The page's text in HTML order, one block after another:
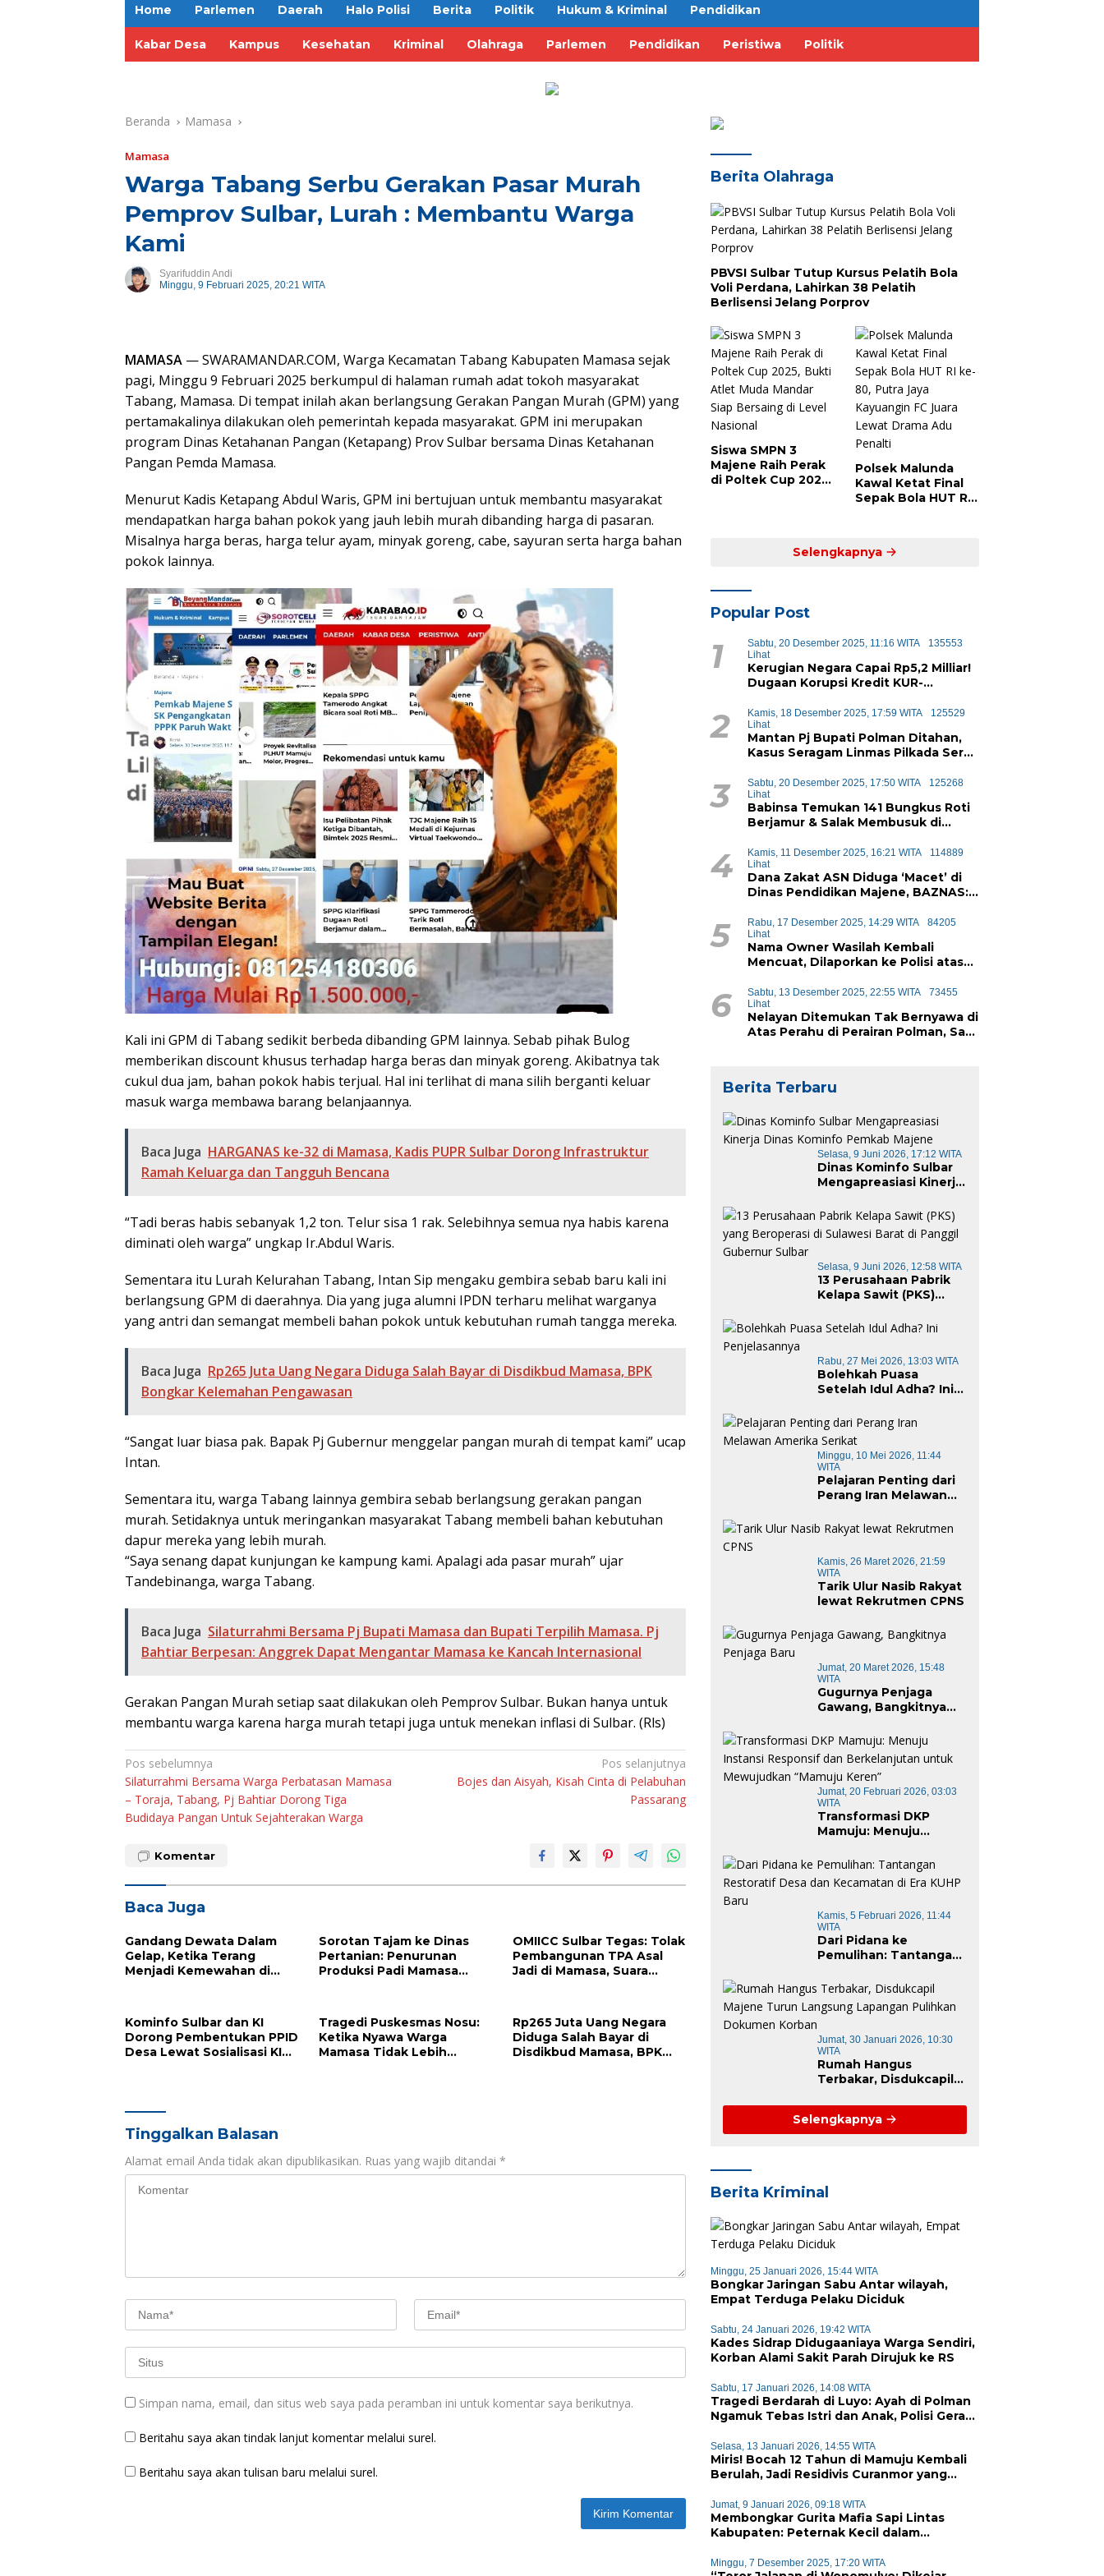
Home Parlemen Daerah Halo Polisi Berita Politik Hukum & Kriminal Pendidikan
Kabar Desa Kampus Kesehatan Kriminal Olahraga Parlemen Pendidikan Peristiwa Politik
Beranda Mamasa
Mamasa
Warga Tabang Serbu Gerakan Pasar Murah
Pemprov Sulbar, Lurah : Membantu Warga
Kami
Syarifuddin Andi
Minggu, 9 Februari 2025, 20:21 WITA
MAMASA — SWARAMANDAR.COM, Warga Kecamatan Tabang Kabupaten Mamasa sejak
pagi, Minggu 9 Februari 2025 berkumpul di halaman rumah adat tokoh masyarakat
Tabang, Mamasa. Di tempat inilah akan berlangsung Gerakan Pangan Murah (GPM) yang
pertamakalinya dilakukan oleh pemerintah kepada masyarakat. GPM ini merupakan
program Dinas Ketahanan Pangan (Ketapang) Prov Sulbar bersama Dinas Ketahanan
Pangan Pemda Mamasa.
Menurut Kadis Ketapang Abdul Waris, GPM ini bertujuan untuk membantu masyarakat
mendapatkan harga bahan pokok yang jauh lebih murah dibanding harga di pasaran.
Misalnya harga beras, harga telur ayam, minyak goreng, cabe, sayuran serta harga bahan
pokok lainnya.
Kali ini GPM di Tabang sedikit berbeda dibanding GPM lainnya. Sebab pihak Bulog
memberikan discount khusus terhadap harga beras dan minyak goreng. Akibatnya tak
cukul dua jam, bahan pokok habis terjual. Hal ini terlihat di mana silih berganti keluar
masuk warga membawa barang belanjaannya.
Baca Juga HARGANAS ke-32 di Mamasa, Kadis PUPR Sulbar Dorong Infrastruktur
Ramah Keluarga dan Tangguh Bencana
“Tadi beras habis sebanyak 1,2 ton. Telur sisa 1 rak. Selebihnya semua nya habis karena
diminati oleh warga” ungkap Ir.Abdul Waris.
Sementara itu Lurah Kelurahan Tabang, Intan Sip mengaku gembira sebab baru kali ini
berlangsung GPM di daerahnya. Dia yang juga alumni IPDN terharu melihat warganya
yang antri dan semangat membeli bahan pokok untuk kebutuhan rumah tangga mereka.
Baca Juga Rp265 Juta Uang Negara Diduga Salah Bayar di Disdikbud Mamasa, BPK
Bongkar Kelemahan Pengawasan
“Sangat luar biasa pak. Bapak Pj Gubernur menggelar pangan murah di tempat kami” ucap
Intan.
Sementara itu, warga Tabang lainnya gembira sebab berlangsung gerakan pangan
murah. Setidaknya untuk meringankan masyarakat Tabang membeli bahan kebutuhan
dapur mereka yang lebih murah.
“Saya senang dapat kunjungan ke kampung kami. Apalagi ada pasar murah” ujar
Tandebinanga, warga Tabang.
Baca Juga Silaturrahmi Bersama Pj Bupati Mamasa dan Bupati Terpilih Mamasa. Pj
Bahtiar Berpesan: Anggrek Dapat Mengantar Mamasa ke Kancah Internasional
Gerakan Pangan Murah setiap saat dilakukan oleh Pemprov Sulbar. Bukan hanya untuk
membantu warga karena harga murah tetapi juga untuk menekan inflasi di Sulbar. (Rls)
Navigasi
pos
Pos sebelumnya
Silaturrahmi Bersama Warga Perbatasan Mamasa
– Toraja, Tabang, Pj Bahtiar Dorong Tiga
Budidaya Pangan Untuk Sejahterakan Warga
Pos selanjutnya
Bojes dan Aisyah, Kisah Cinta di Pelabuhan
Passarang
Komentar
Baca Juga
Gandang Dewata Dalam
Gelap, Ketika Terang
Menjadi Kemewahan di
Sorotan Tajam ke Dinas
Pertanian: Penurunan
Produksi Padi Mamasa
OMIICC Sulbar Tegas: Tolak
Pembangunan TPA Asal
Jadi di Mamasa, Suara
Kominfo Sulbar dan KI
Dorong Pembentukan PPID
Desa Lewat Sosialisasi KIP
Tragedi Puskesmas Nosu:
Ketika Nyawa Warga
Mamasa Tidak Lebih
Rp265 Juta Uang Negara
Diduga Salah Bayar di
Disdikbud Mamasa, BPK
Tinggalkan Balasan
Alamat email Anda tidak akan dipublikasikan. Ruas yang wajib ditandai *
Simpan nama, email, dan situs web saya pada peramban ini untuk komentar saya berikutnya.
Beritahu saya akan tindak lanjut komentar melalui surel.
Beritahu saya akan tulisan baru melalui surel.
Berita Olahraga
PBVSI Sulbar Tutup Kursus Pelatih Bola
Voli Perdana, Lahirkan 38 Pelatih
Berlisensi Jelang Porprov
Siswa SMPN 3
Majene Raih Perak
di Poltek Cup 2025,
Polsek Malunda
Kawal Ketat Final
Sepak Bola HUT RI
Penalti
Selengkapnya
Popular Post
1 Sabtu, 20 Desember 2025, 11:16 WITA
135553
Lihat
Kerugian Negara Capai Rp5,2 Milliar!
Dugaan Korupsi Kredit KUR-
2 Kamis, 18 Desember 2025, 17:59 WITA
125529
Lihat
Mantan Pj Bupati Polman Ditahan,
Kasus Seragam Linmas Pilkada Seret
3 Sabtu, 20 Desember 2025, 17:50 WITA
125268
Lihat
Babinsa Temukan 141 Bungkus Roti
Berjamur & Salak Membusuk di
Didistribusikan ke Siswa
4 Kamis, 11 Desember 2025, 16:21 WITA
114889
Lihat
Dana Zakat ASN Diduga ‘Macet’ di
Dinas Pendidikan Majene, BAZNAS:
Masuk
5 Rabu, 17 Desember 2025, 14:29 WITA
84205
Lihat
Nama Owner Wasilah Kembali
Mencuat, Dilaporkan ke Polisi atas
6 Sabtu, 13 Desember 2025, 22:55 WITA
73455
Lihat
Nelayan Ditemukan Tak Bernyawa di
Atas Perahu di Perairan Polman, Sat
Berita Terbaru
Selasa, 9 Juni 2026, 17:12 WITA
Dinas Kominfo Sulbar
Mengapreasiasi Kinerja
Majene
Selasa, 9 Juni 2026, 12:58 WITA
13 Perusahaan Pabrik
Kelapa Sawit (PKS)
Sulawesi Barat di
Sulbar
Rabu, 27 Mei 2026, 13:03 WITA
Bolehkah Puasa
Setelah Idul Adha? Ini
Minggu, 10 Mei 2026, 11:44
WITA
Pelajaran Penting dari
Perang Iran Melawan
Kamis, 26 Maret 2026, 21:59
WITA
Tarik Ulur Nasib Rakyat
lewat Rekrutmen CPNS
Jumat, 20 Maret 2026, 15:48
WITA
Gugurnya Penjaga
Gawang, Bangkitnya
Jumat, 20 Februari 2026, 03:03
WITA
Transformasi DKP
Mamuju: Menuju
Berkelanjutan untuk
Mewujudkan “Mamuju
Keren”
Kamis, 5 Februari 2026, 11:44
WITA
Dari Pidana ke
Pemulihan: Tantangan
Kecamatan di Era KUHP
Jumat, 30 Januari 2026, 10:30
WITA
Rumah Hangus
Terbakar, Disdukcapil
Langsung Lapangan
Pulihkan Dokumen
Korban
Selengkapnya
Berita Kriminal
Minggu, 25 Januari 2026, 15:44 WITA
Bongkar Jaringan Sabu Antar wilayah,
Empat Terduga Pelaku Diciduk
Sabtu, 24 Januari 2026, 19:42 WITA
Kades Sidrap Didugaaniaya Warga Sendiri,
Korban Alami Sakit Parah Dirujuk ke RS
Sabtu, 17 Januari 2026, 14:08 WITA
Tragedi Berdarah di Luyo: Ayah di Polman
Ngamuk Tebas Istri dan Anak, Polisi Gerak
Selasa, 13 Januari 2026, 14:55 WITA
Miris! Bocah 12 Tahun di Mamuju Kembali
Berulah, Jadi Residivis Curanmor yang
Jumat, 9 Januari 2026, 09:18 WITA
Membongkar Gurita Mafia Sapi Lintas
Kabupaten: Peternak Kecil dalam
Minggu, 7 Desember 2025, 17:20 WITA